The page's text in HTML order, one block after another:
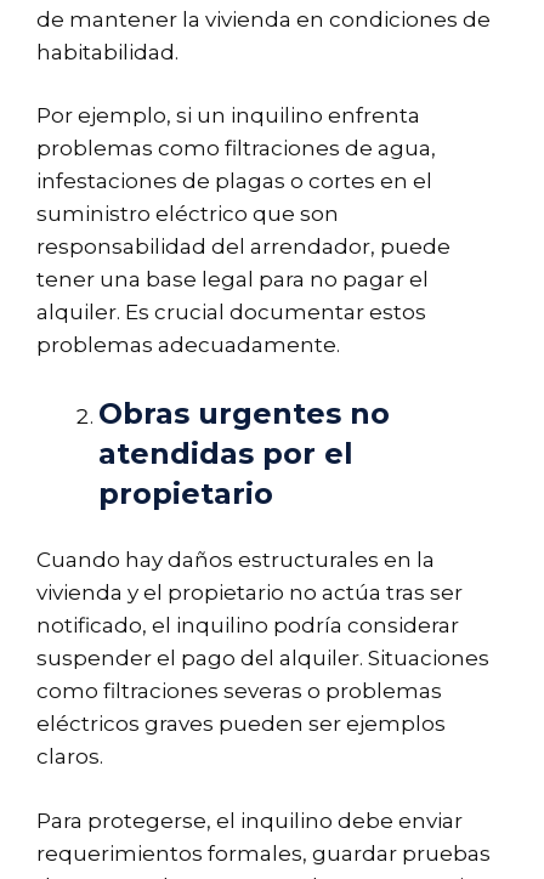
de mantener la vivienda en condiciones de
habitabilidad.
Por ejemplo, si un inquilino enfrenta
problemas como filtraciones de agua,
infestaciones de plagas o cortes en el
suministro eléctrico que son
responsabilidad del arrendador, puede
tener una base legal para no pagar el
alquiler. Es crucial documentar estos
problemas adecuadamente.
Obras urgentes no
atendidas por el
propietario
Cuando hay daños estructurales en la
vivienda y el propietario no actúa tras ser
notificado, el inquilino podría considerar
suspender el pago del alquiler. Situaciones
como filtraciones severas o problemas
eléctricos graves pueden ser ejemplos
claros.
Para protegerse, el inquilino debe enviar
requerimientos formales, guardar pruebas